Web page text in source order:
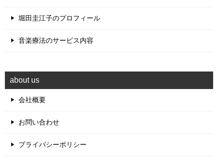
堀田圭江子のプロフィール
音楽療法のサービス内容
about us
会社概要
お問い合わせ
プライバシーポリシー